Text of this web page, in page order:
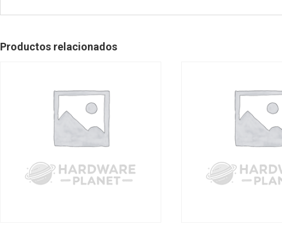
Productos relacionados